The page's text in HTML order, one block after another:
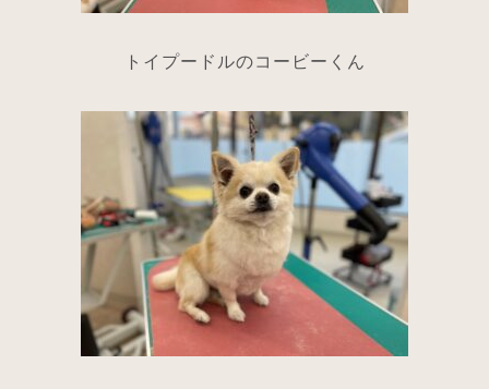
トイプードルのコービーくん